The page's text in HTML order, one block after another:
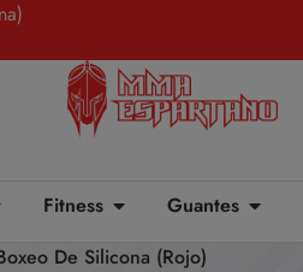
Fitness Guantes
De Silicona (Rojo)